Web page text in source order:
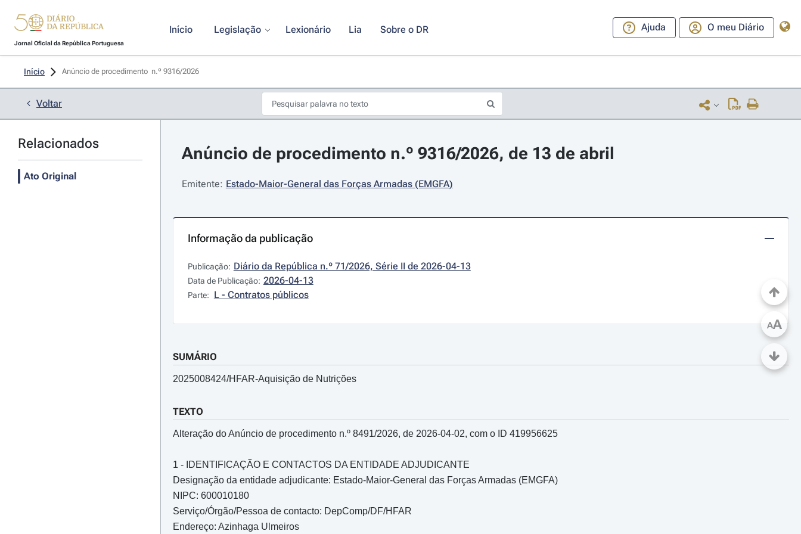
Jornal Oficial da República Portuguesa
Início Legislação Lexionário Lia Sobre o DR Ajuda O meu Diário
Início Anúncio de procedimento  n.º 9316/2026
Voltar
Relacionados
Ato Original
Anúncio de procedimento n.º 9316/2026, de 13 de abril
Emitente: Estado-Maior-General das Forças Armadas (EMGFA)
Informação da publicação
Publicação: Diário da República n.º 71/2026, Série II de 2026-04-13
Data de Publicação: 2026-04-13
Parte: L - Contratos públicos
SUMÁRIO
2025008424/HFAR-Aquisição de Nutrições
TEXTO
Alteração do Anúncio de procedimento n.º 8491/2026, de 2026-04-02, com o ID 419956625
1 - IDENTIFICAÇÃO E CONTACTOS DA ENTIDADE ADJUDICANTE
Designação da entidade adjudicante: Estado-Maior-General das Forças Armadas (EMGFA)
NIPC: 600010180
Serviço/Órgão/Pessoa de contacto: DepComp/DF/HFAR
Endereço: Azinhaga Ulmeiros
AA